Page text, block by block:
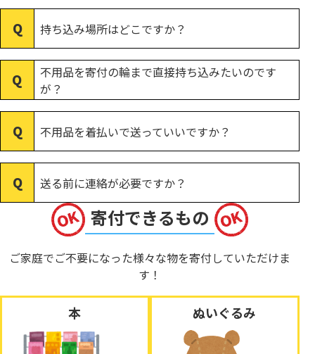
持ち込み場所はどこですか？
不用品を寄付の輪まで直接持ち込みたいのです
が？
不用品を着払いで送っていいですか？
送る前に連絡が必要ですか？
寄付できるもの
ご家庭でご不要になった様々な物を寄付していただけま
す！
本 ぬいぐるみ